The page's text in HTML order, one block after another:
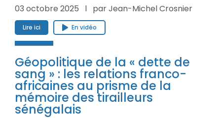
03 octobre 2025 l par Jean-Michel Crosnier
Lire ici En vidéo
Géopolitique de la « dette de
sang » : les relations franco-
africaines au prisme de la
mémoire des tirailleurs
sénégalais